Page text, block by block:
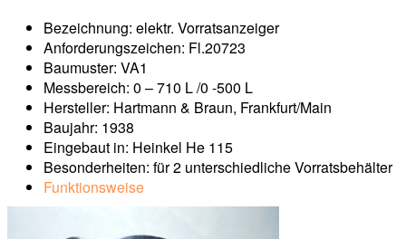
Bezeichnung: elektr. Vorratsanzeiger
Anforderungszeichen: Fl.20723
Baumuster: VA1
Messbereich: 0 – 710 L /0 -500 L
Hersteller: Hartmann & Braun, Frankfurt/Main
Baujahr: 1938
Eingebaut in: Heinkel He 115
Besonderheiten: für 2 unterschiedliche Vorratsbehälter
Funktionsweise